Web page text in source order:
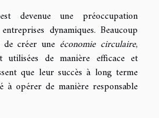
devenue une préoccupation
dynamiques. Beaucoup
de créer une économie circulaire,
utilisées de manière efficace et
que leur succès à long terme
à opérer de manière responsable